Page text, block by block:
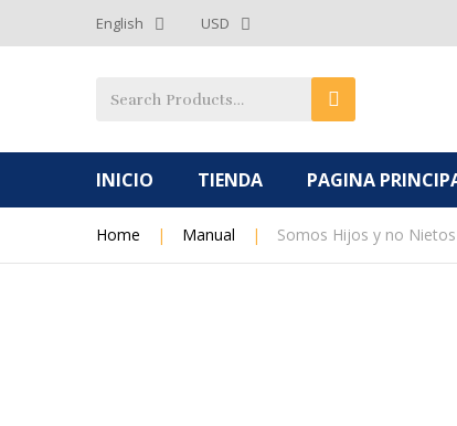
English USD
INICIO TIENDA PAGINA
Home | Manual | Somos Hijos y no Nietos